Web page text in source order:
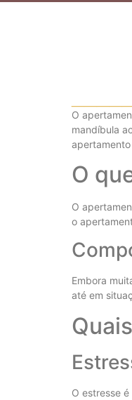
O
mandíbula
O
O
o
Embora
até em
O estresse